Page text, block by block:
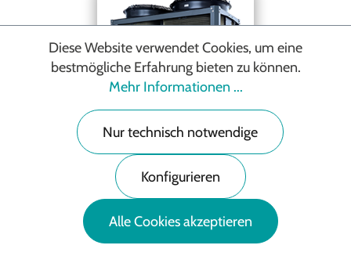
Hisense Hi-Mod EH Serie
PNG | 5,91MB
Diese Website verwendet Cookies, um eine
bestmögliche Erfahrung bieten zu können.
Mehr Informationen ...
Nur technisch notwendige
Konfigurieren
Alle Cookies akzeptieren